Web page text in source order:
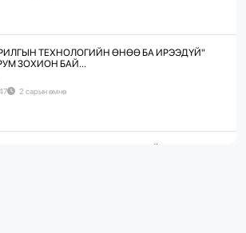
ТЕХНОЛОГИЙН ӨНӨӨ БА ИРЭЭДҮЙ"
ЗОХИОН БАЙ...
2 сарын өмнө